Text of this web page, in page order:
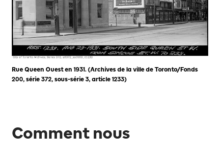
Rue Queen Ouest en 1931. (Archives de la ville de Toronto/Fonds
200, série 372, sous-série 3, article 1233)
Comment nous